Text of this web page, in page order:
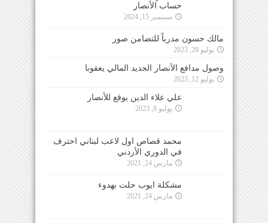
حساب الأنصار
سبتمبر 15, 2024
مالك حسون مدرباً للتضامن صور
يوليو 28, 2023
وصول مدافع الأنصار الجديد المالي يعقوبا
يوليو 12, 2023
علي علاء الدين يوقع للأنصار
يوليو 8, 2023
محمد قصاص اول لاعب لبناني احترف
في الدوري الأردني
مارس 24, 2021
مشكلة ايوب حلت بهدوء
مارس 24, 2021